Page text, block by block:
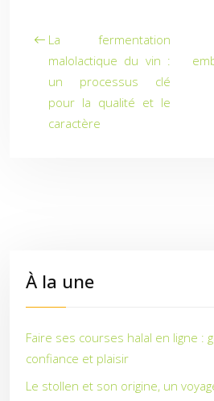
La fermentation
malolactique du vin :
un processus clé
pour la qualité et le
caractère
À la une
Faire ses courses halal en ligne :
confiance et plaisir
Le stollen et son origine, un